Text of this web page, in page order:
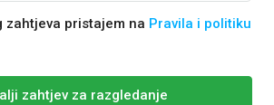
zahtjeva pristajem na Pravila i politiku
zahtjev za razgledanje